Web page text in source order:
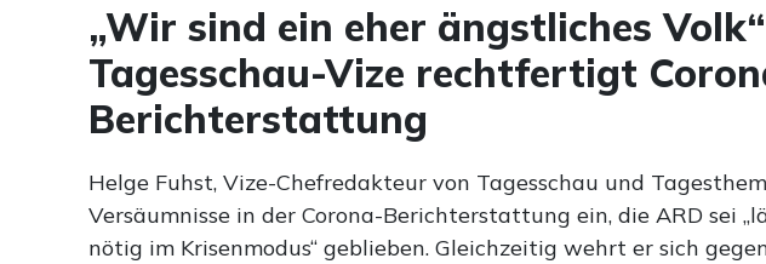
„Wir sind ein eher ängstliches
Tagesschau-Vize rechtfertigt
Berichterstattung
Helge Fuhst, Vize-Chefredakteur von Tagesschau und
Versäumnisse in der Corona-Berichterstattung ein, die ARD sei
nötig im Krisenmodus“ geblieben. Gleichzeitig wehrt er sich